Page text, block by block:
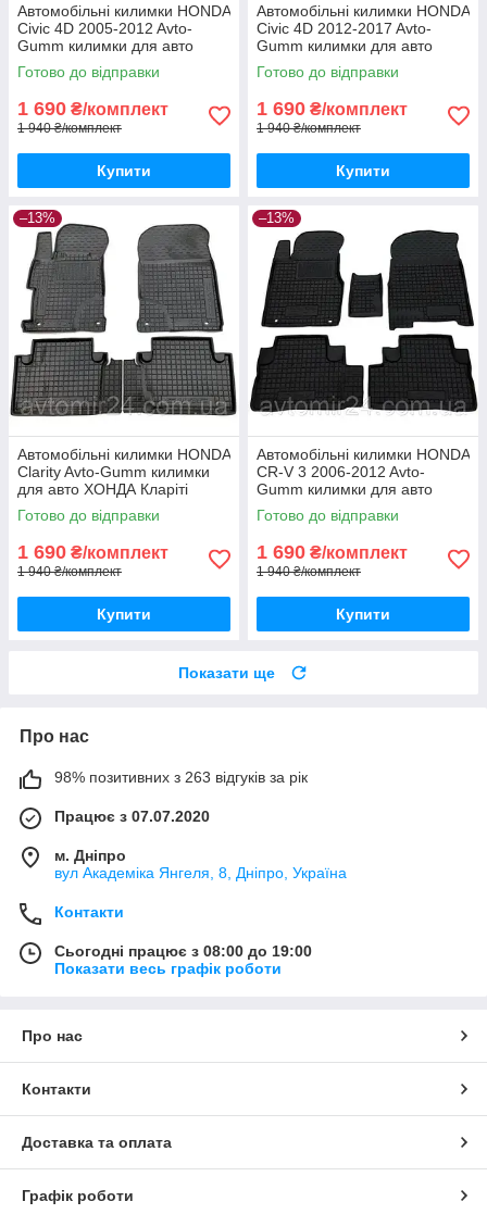
Автомобільні килимки HONDA
Civic 4D 2005-2012 Avto-
Gumm килимки для авто
ХОНДА Сівік 4Д 2005-2012
Автогум
Готово до відправки
1 690 ₴/комплект
1 940 ₴/комплект
Купити
Автомобільні килимки HONDA
Civic 4D 2012-2017 Avto-
Gumm килимки для авто
ХОНДА Сівік 4Д 2012-2017
Автогум
Готово до відправки
1 690 ₴/комплект
1 940 ₴/комплект
Купити
–13%
Автомобільні килимки HONDA
Clarity Avto-Gumm килимки
для авто ХОНДА Кларіті
Автогум
Готово до відправки
1 690 ₴/комплект
1 940 ₴/комплект
Купити
–13%
Автомобільні килимки HONDA
CR-V 3 2006-2012 Avto-
Gumm килимки для авто
ХОНДА СР-В 3 2006-2012
Автогум
Готово до відправки
1 690 ₴/комплект
1 940 ₴/комплект
Купити
Показати ще
Про нас
98% позитивних з 263 відгуків за рік
Працює з 07.07.2020
м. Дніпро
вул Академіка Янгеля, 8, Дніпро, Україна
Контакти
Сьогодні працює з 08:00 до 19:00
Показати весь графік роботи
Про нас
Контакти
Доставка та оплата
Графік роботи